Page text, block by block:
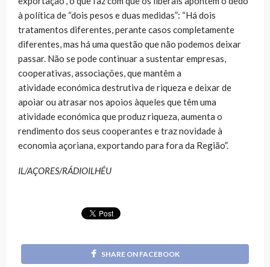
à política de “dois pesos e duas medidas”: “Há dois
tratamentos diferentes, perante casos completamente
diferentes, mas há uma questão que não podemos deixar
passar. Não se pode continuar a sustentar empresas,
cooperativas, associações, que mantêm a
atividade económica destrutiva de riqueza e deixar de
apoiar ou atrasar nos apoios àqueles que têm uma
atividade económica que produz riqueza, aumenta o
rendimento dos seus cooperantes e traz novidade à
economia açoriana, exportando para fora da Região”.
IL/AÇORES/RÁDIOILHÉU
SHARE ON FACEBOOK